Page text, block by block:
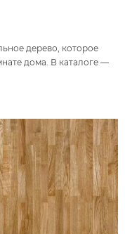
дерево, которое
дома. В каталоге —